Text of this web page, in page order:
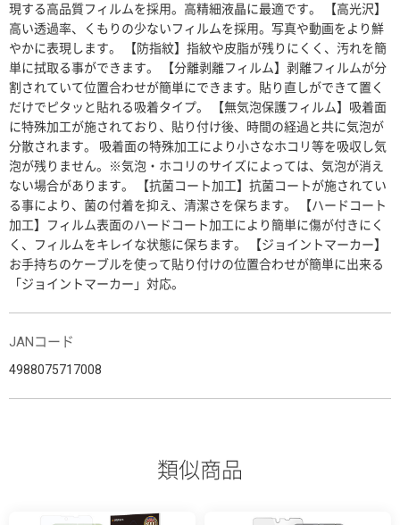
現する高品質フィルムを採用。高精細液晶に最適です。 【高光沢】
高い透過率、くもりの少ないフィルムを採用。写真や動画をより鮮
やかに表現します。 【防指紋】指紋や皮脂が残りにくく、汚れを簡
単に拭取る事ができます。 【分離剥離フィルム】剥離フィルムが分
割されていて位置合わせが簡単にできます。貼り直しができて置く
だけでピタッと貼れる吸着タイプ。 【無気泡保護フィルム】吸着面
に特殊加工が施されており、貼り付け後、時間の経過と共に気泡が
分散されます。 吸着面の特殊加工により小さなホコリ等を吸収し気
泡が残りません。※気泡・ホコリのサイズによっては、気泡が消え
ない場合があります。 【抗菌コート加工】抗菌コートが施されてい
る事により、菌の付着を抑え、清潔さを保ちます。 【ハードコート
加工】フィルム表面のハードコート加工により簡単に傷が付きにく
く、フィルムをキレイな状態に保ちます。 【ジョイントマーカー】
お手持ちのケーブルを使って貼り付けの位置合わせが簡単に出来る
「ジョイントマーカー」対応。
JANコード
4988075717008
類似商品